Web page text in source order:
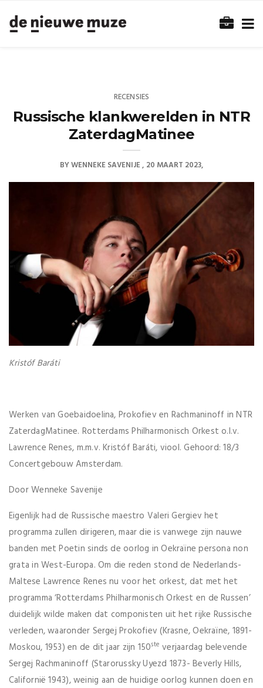
RECENSIES
Russische klankwerelden in NTR
ZaterdagMatinee
BYWENNEKE SAVENIJE 20 MAART 2023
Kristóf Baráti
Werken van Goebaidoelina, Prokofiev en Rachmaninoff in NTR
ZaterdagMatinee. Rotterdams Philharmonisch Orkest o.l.v.
Lawrence Renes, m.m.v. Kristóf Baráti, viool. Gehoord: 18/3
Concertgebouw Amsterdam.
Door Wenneke Savenije
Eigenlijk had de Russische maestro Valeri Gergiev het
programma zullen dirigeren, maar die is vanwege zijn nauwe
banden met Poetin sinds de oorlog in Oekraïne persona non
grata in West-Europa. Om die reden stond de Nederlands-
Maltese Lawrence Renes nu voor het orkest, dat met het
programma ‘Rotterdams Philharmonisch Orkest en de Russen’
duidelijk wilde maken dat componisten uit het rijke Russische
verleden, waaronder Sergej Prokofiev (Krasne, Oekraïne, 1891-
Moskou, 1953) en de dit jaar zijn 150ste verjaardag belevende
Sergej Rachmaninoff (Starorussky Uyezd 1873- Beverly Hills,
Californië 1943), weinig aan de huidige oorlog kunnen doen en